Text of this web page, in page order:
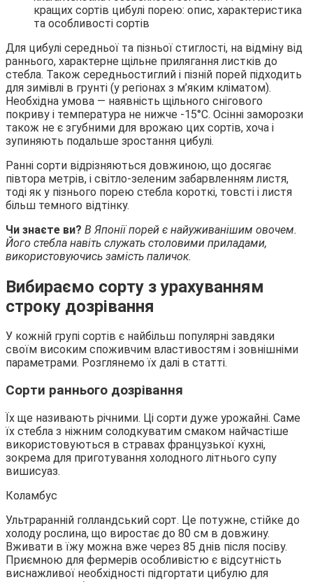
Для цибулі середньої та пізньої стиглості, на відміну від
раннього, характерне щільне прилягання листків до
стебла. Також середньостиглий і пізній порей підходить
для зимівлі в грунті (у регіонах з м’яким кліматом).
Необхідна умова — наявність щільного снігового
покриву і температура не нижче -15°С. Осінні заморозки
також не є згубними для врожаю цих сортів, хоча і
зупиняють подальше зростання цибулі.
Ранні сорти відрізняються довжиною, що досягає
півтора метрів, і світло-зеленим забарвленням листя,
тоді як у пізнього порею стебла короткі, товсті і листя
більш темного відтінку.
Чи знаєте ви? В Японії порей є найуживанішим овочем.
Його стебла навіть служать столовими приладами,
використовуючись замість паличок.
Вибираємо сорту з урахуванням
строку дозрівання
У кожній групі сортів є найбільш популярні завдяки
своїм високим споживчим властивостям і зовнішніми
параметрами. Розглянемо їх далі в статті.
Сорти раннього дозрівання
Їх ще називають річними. Ці сорти дуже урожайні. Саме
їх стебла з ніжним солодкуватим смаком найчастіше
використовуються в стравах французької кухні,
зокрема для приготування холодного літнього супу
вишисуаз.
Коламбус
Ультраранній голландський сорт. Це потужне, стійке до
холоду рослина, що виростає до 80 см в довжину.
Вживати в їжу можна вже через 85 днів після посіву.
Приємною для фермерів особливістю є відсутність
виснажливої необхідності підгортати цибулю для